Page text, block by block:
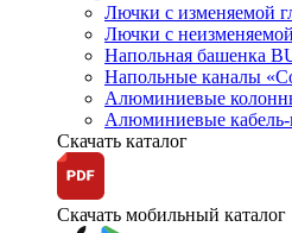
Лючки с изменяемой
Лючки с
Напольная башенка
Напольные каналы
Алюминиевые
Алюминиевые
Скачать каталог
Скачать мобильный каталог